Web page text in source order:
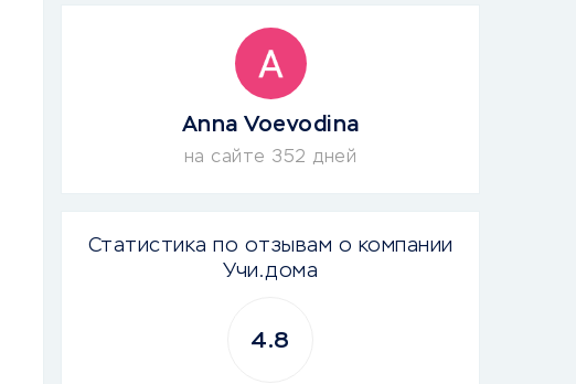
Anna Voevodina
на сайте 352 дней
Статистика по отзывам о компании
Учи.дома
4.8